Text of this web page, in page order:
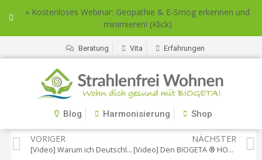
» Kostenloses Webinar: Geopathie & E-Smog erkennen und
minimieren! (Klick)
Beratung Vita Erfahrungen
Blog Harmonisierung Shop
VORIGER
[Video] Warum ich Deutschland verlassen habe
NÄCHSTER
[Video] Den BIOGETA ® HOME Harmonizer richtig aufstellen